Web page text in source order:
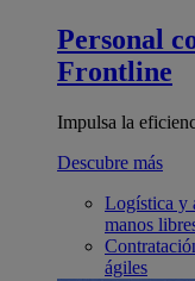
Personal
Frontline
Impulsa la
Descubre más
Logística y
manos
ágiles